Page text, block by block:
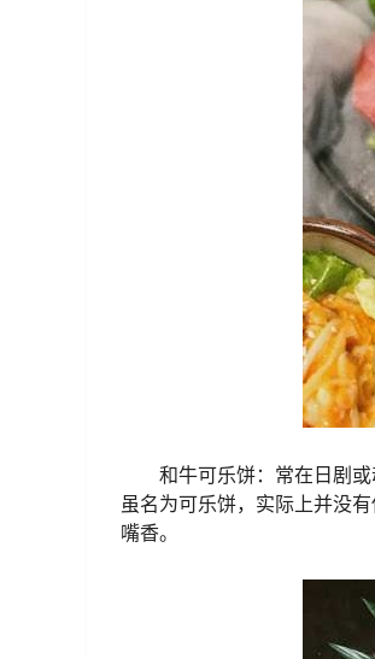
和牛可乐饼：常在日剧
虽名为可乐饼，实际上并没
嘴香。